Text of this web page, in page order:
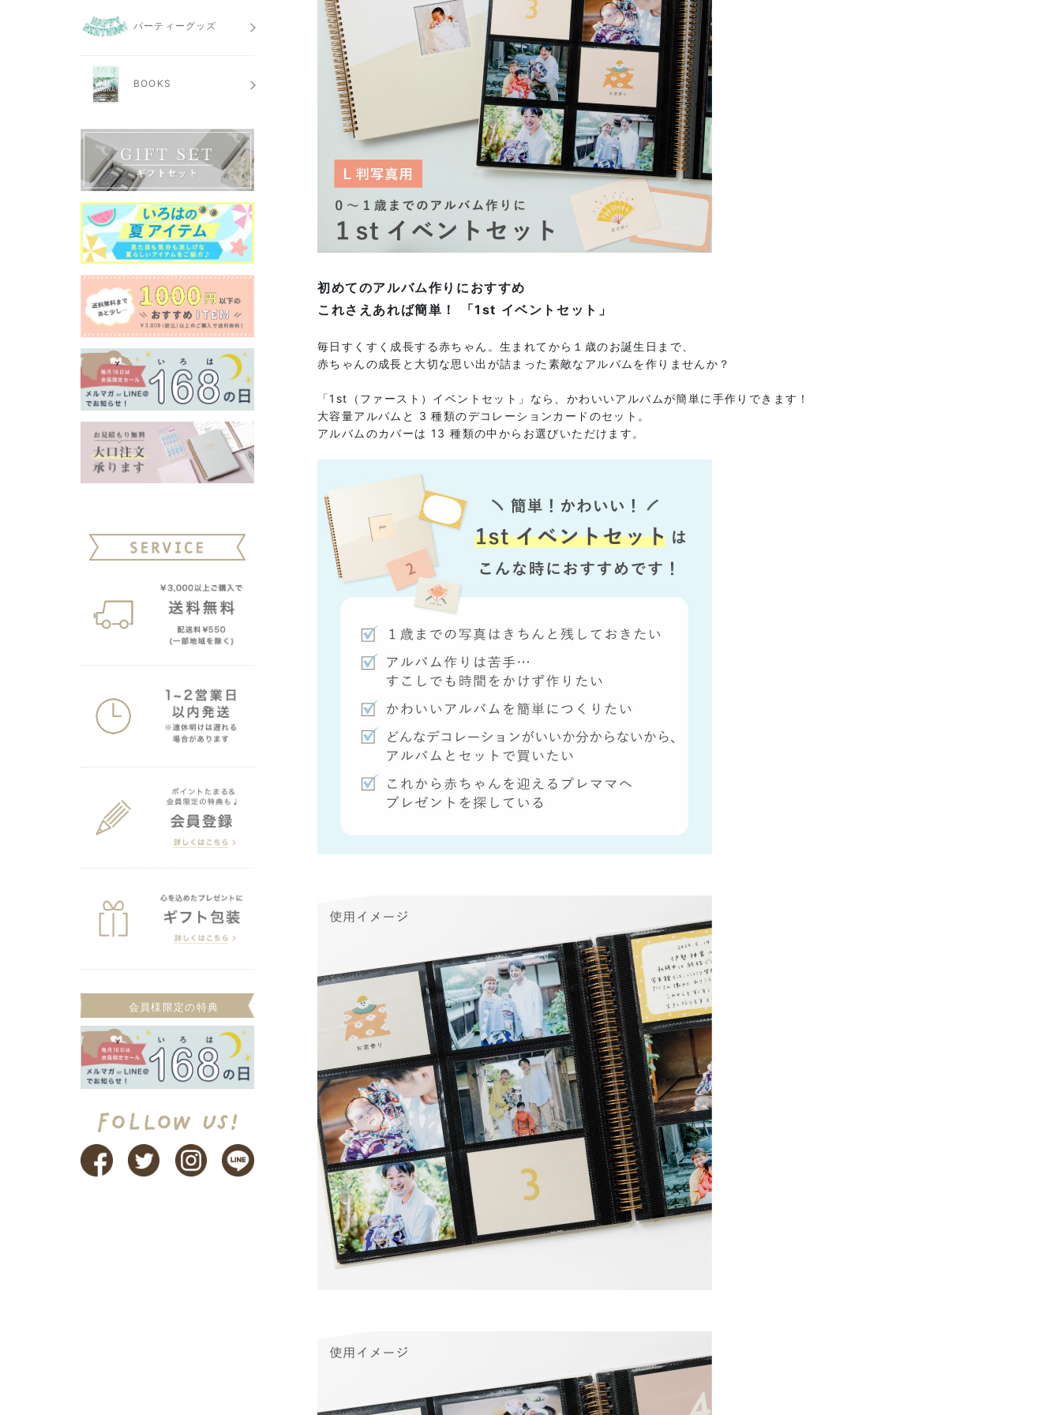
初めてのアルバム作りにおすすめ
これさえあれば簡単！ 「1st イベントセット」
毎日すくすく成長する赤ちゃん。生まれてから１歳のお誕生日まで、
赤ちゃんの成長と大切な思い出が詰まった素敵なアルバムを作りませんか？
「1st（ファースト）イベントセット」なら、かわいいアルバムが簡単に手作りできます！
大容量アルバムと 3 種類のデコレーションカードのセット。
アルバムのカバーは 13 種類の中からお選びいただけます。
パーティーグッズ
BOOKS
会員様限定の特典